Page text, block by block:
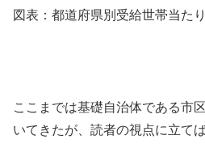
図表：都道府県別受給世帯当た
ここまでは基礎自治体である市
いてきたが、読者の視点に立て